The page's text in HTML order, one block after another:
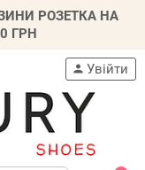
РОЗЕТКА НА
ГРН
person Увійти